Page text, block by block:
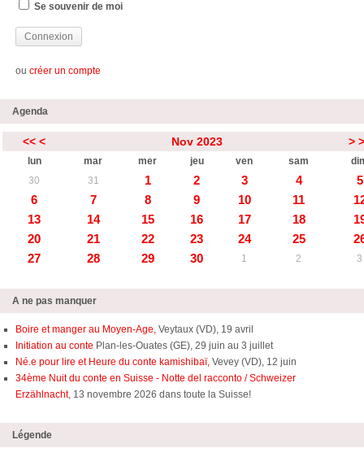
Se souvenir de moi
ou créer un compte
Agenda
<< < Nov 2023 >
lun mar mer jeu ven sam
30
31 1 2 3 4
5
6
7 8 9 10 11
13
14 15 16 17 18
20
21 22 23 24 25
27
28 29 30 1 2 3
A ne pas manquer
Boire et manger au Moyen-Age, Veytaux (VD), 19 avril
Initiation au conte Plan-les-Ouates (GE), 29 juin au 3 juillet
Né.e pour lire et Heure du conte kamishibaï, Vevey (VD), 12 juin
34ème Nuit du conte en Suisse - Notte del racconto / Schweizer
Erzählnacht, 13 novembre 2026 dans toute la Suisse!
Légende